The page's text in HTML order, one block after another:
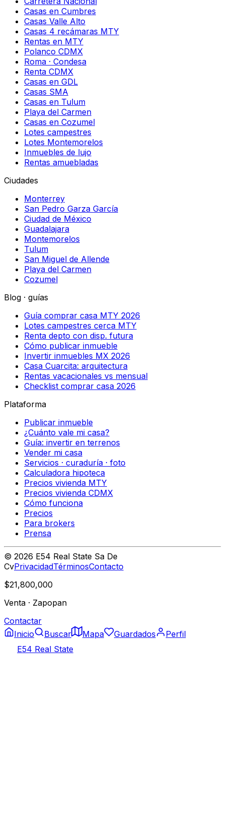
Casas en Cumbres
Casas Valle Alto
Casas 4 recámaras MTY
Rentas en MTY
Polanco CDMX
Roma · Condesa
Renta CDMX
Casas en GDL
Casas SMA
Casas en Tulum
Playa del Carmen
Casas en Cozumel
Lotes campestres
Lotes Montemorelos
Inmuebles de lujo
Rentas amuebladas
Ciudades
Monterrey
San Pedro Garza García
Ciudad de México
Guadalajara
Montemorelos
Tulum
San Miguel de Allende
Playa del Carmen
Cozumel
Blog · guías
Guía comprar casa MTY 2026
Lotes campestres cerca MTY
Renta depto con disp. futura
Cómo publicar inmueble
Invertir inmuebles MX 2026
Casa Cuarcita: arquitectura
Rentas vacacionales vs mensual
Checklist comprar casa 2026
Plataforma
Publicar inmueble
¿Cuánto vale mi casa?
Guía: invertir en terrenos
Vender mi casa
Servicios · curaduría · foto
Calculadora hipoteca
Precios vivienda MTY
Precios vivienda CDMX
Cómo funciona
Precios
Para brokers
Prensa
© 2026 E54 Real State Sa De
CvPrivacidadTérminosContacto
$21,800,000
Venta · Zapopan
Contactar
Inicio
Buscar Mapa Guardados
Perfil
E54 Real State